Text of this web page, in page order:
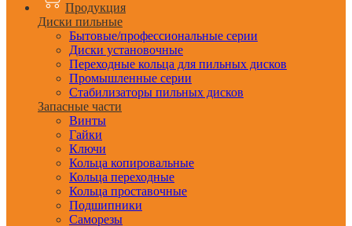
Продукция
Диски пильные
Бытовые/профессиональные серии
Диски установочные
Переходные кольца для пильных дисков
Промышленные серии
Стабилизаторы пильных дисков
Запасные части
Винты
Гайки
Ключи
Кольца копировальные
Кольца переходные
Кольца проставочные
Подшипники
Саморезы